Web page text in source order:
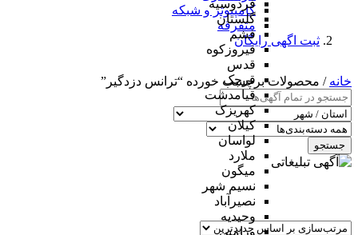
فردوسیه
گلستان
فشم
فیروزکوه
قدس
قرچک
قیامدشت
کهریزک
کیلان
لواسان
ملارد
میگون
نسیم شهر
نصیرآباد
وحیدیه
ورامین
کامپیوتر و شبکه
متفرقه
ثبت اگهی رایگان
خانه / محصولات برچسب خورده “ترانس دزدگیر”
جستجو